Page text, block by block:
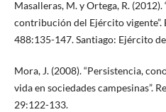
Masalleras, M. y Ortega, R.
contribución del Ejército
488:135-147. Santiago: Ejército
Mora, J. (2008). “Persistencia,
vida en sociedades campesinas”.
29:122-133.